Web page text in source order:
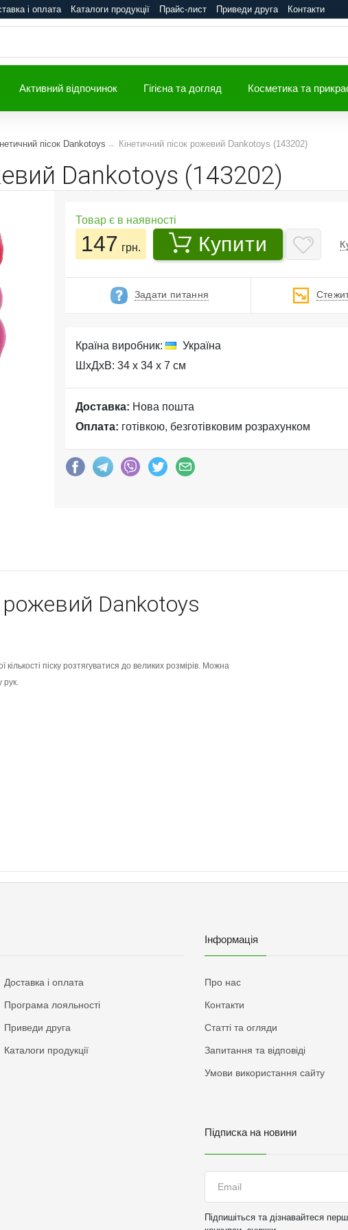
і оплата Каталоги продукції Прайс-лист Приведи друга Контакти
Активний відпочинок Гігієна та догляд Косметика та
пісок Dankotoys Кінетичний пісок рожевий Dankotoys (143202)
Dankotoys (143202)
Товар є в наявності
147 грн. Купити
Задати питання
Країна виробник:
Україна
ШхДхВ: 34 x 34 x 7 см
Доставка: Нова пошта
Оплата: готівкою, безготівковим розрахунком
рожевий Dankotoys
піску розтягуватися до великих розмірів. Можна
рук.
Доставка і оплата
Програма лояльності
Приведи друга
Каталоги продукції
Інформація
Про нас
Контакти
Статті та огляди
Запитання та відповіді
Умови використання сайту
Підписка на новини
Підпишіться та дізнавайтеся